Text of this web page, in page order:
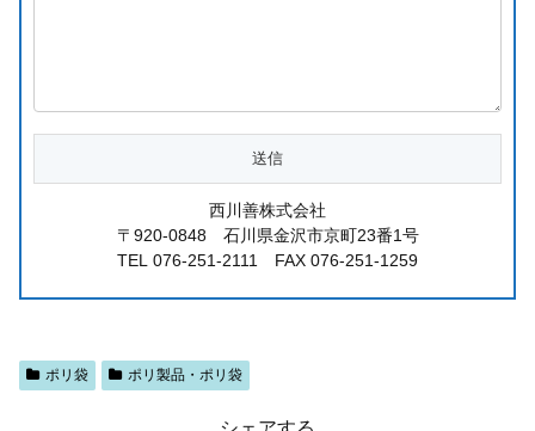
西川善株式会社
〒920-0848 石川県金沢市京町23番1号
TEL 076-251-2111 FAX 076-251-1259
ポリ袋 ポリ製品・ポリ袋